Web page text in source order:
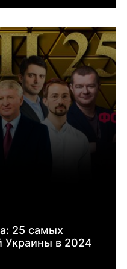
25 самых
Украины в 2024